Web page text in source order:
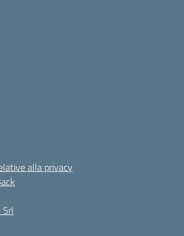
alla privacy
Srl